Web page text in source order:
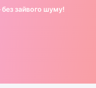
зайвого шуму!